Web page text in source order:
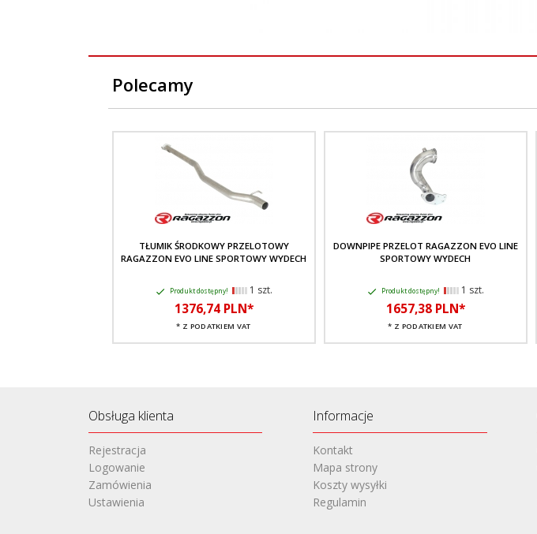
Polecamy
TŁUMIK ŚRODKOWY PRZELOTOWY
RAGAZZON EVO LINE SPORTOWY WYDECH
Produkt dostępny! 1 szt.
1376,74 PLN*
* Z PODATKIEM VAT
DOWNPIPE PRZELOT RAGAZZON EVO LINE
SPORTOWY WYDECH
Produkt dostępny! 1 szt.
1657,38 PLN*
* Z PODATKIEM VAT
Obsługa klienta
Rejestracja
Logowanie
Zamówienia
Ustawienia
Informacje
Kontakt
Mapa strony
Koszty wysyłki
Regulamin